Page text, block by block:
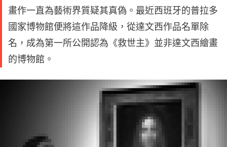
畫作一直為藝術界質疑其真偽。最近西班牙的普拉多
國家博物館便將這作品降級，從達文西作品名單除
名，成為第一所公開認為《救世主》並非達文西繪畫
的博物館。